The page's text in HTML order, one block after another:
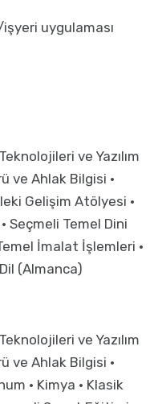
uygulaması
ve Yazılım
ve Ahlak Bilgisi ·
Gelişim Atölyesi ·
Seçmeli Temel Dini
İmalat İşlemleri ·
(Almanca)
ve Yazılım
ve Ahlak Bilgisi ·
· Kimya · Klasik